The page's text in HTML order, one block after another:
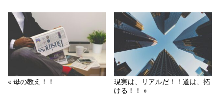
« 母の教え！！
現実は、リアルだ！！道は、拓
ける！！ »